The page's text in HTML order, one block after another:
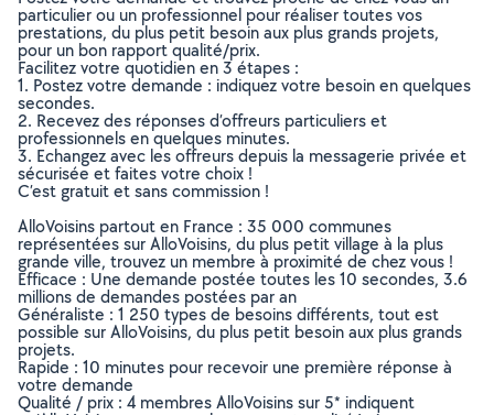
particulier ou un professionnel pour réaliser toutes vos
prestations, du plus petit besoin aux plus grands projets,
pour un bon rapport qualité/prix.
Facilitez votre quotidien en 3 étapes :
1. Postez votre demande : indiquez votre besoin en quelques
secondes.
2. Recevez des réponses d’offreurs particuliers et
professionnels en quelques minutes.
3. Echangez avec les offreurs depuis la messagerie privée et
sécurisée et faites votre choix !
C’est gratuit et sans commission !
AlloVoisins partout en France : 35 000 communes
représentées sur AlloVoisins, du plus petit village à la plus
grande ville, trouvez un membre à proximité de chez vous !
Efficace : Une demande postée toutes les 10 secondes, 3.6
millions de demandes postées par an
Généraliste : 1 250 types de besoins différents, tout est
possible sur AlloVoisins, du plus petit besoin aux plus grands
projets.
Rapide : 10 minutes pour recevoir une première réponse à
votre demande
Qualité / prix : 4 membres AlloVoisins sur 5* indiquent